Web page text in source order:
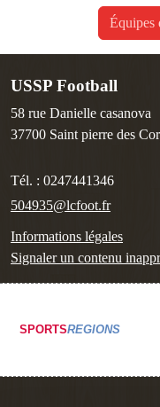
Équipes
USSP Football
58 rue Danielle casanova
37700 Saint pierre des
Tél. : 0247441346
504935@lcfoot.fr
Informations légales
Signaler un contenu
SPORTSREGIONS